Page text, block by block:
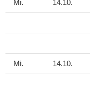
Mi. 14.10.
Mi. 14.10.